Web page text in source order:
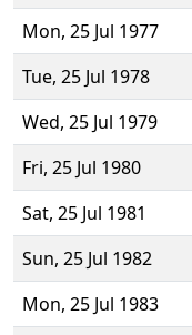
Mon, 25 Jul 1977
Tue, 25 Jul 1978
Wed, 25 Jul 1979
Fri, 25 Jul 1980
Sat, 25 Jul 1981
Sun, 25 Jul 1982
Mon, 25 Jul 1983